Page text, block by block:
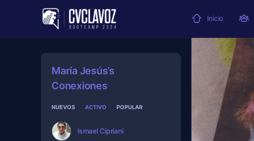
Inicio
María Jesús’s
Conexiones
NUEVOS ACTIVO POPULAR
ismael Cipriani